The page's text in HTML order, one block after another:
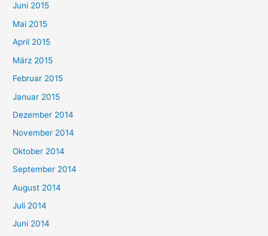
Juni 2015
Mai 2015
April 2015
März 2015
Februar 2015
Januar 2015
Dezember 2014
November 2014
Oktober 2014
September 2014
August 2014
Juli 2014
Juni 2014